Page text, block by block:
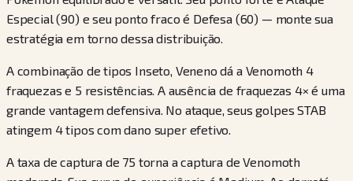
Especial (90) e seu ponto fraco é Defesa (60) — monte sua
estratégia em torno dessa distribuição.
A combinação de tipos Inseto, Veneno dá a Venomoth 4
fraquezas e 5 resistências. A ausência de fraquezas 4× é uma
grande vantagem defensiva. No ataque, seus golpes STAB
atingem 4 tipos com dano super efetivo.
A taxa de captura de 75 torna a captura de Venomoth